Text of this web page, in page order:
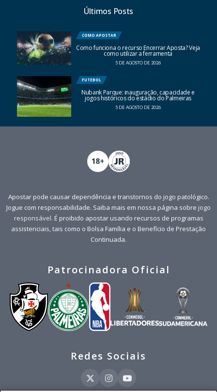
Últimos Posts
COMO APOSTAR
Como funciona o recurso Encerrar Aposta? Veja
como utilizar a ferramenta
5 DE AGOSTO DE 2026
FUTEBOL
Nubank Parque: inauguração, capacidade e
jogos históricos do estádio do Palmeiras
5 DE AGOSTO DE 2026
Apostar pode causar dependência e transtornos do jogo patológico.
Jogue com responsabilidade. Saiba mais em nossa página sobre jogo
responsável. É proibido apostar usando recursos de programas
assistenciais, tais como o Bolsa Família e o Benefício de Prestação
Continuada.
Patrocinadora Oficial
Redes Sociais